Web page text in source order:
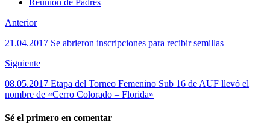
Anterior
21.04.2017 Se abrieron inscripciones para recibir semillas
Siguiente
08.05.2017 Etapa del Torneo Femenino Sub 16 de AUF llevó el
nombre de «Cerro Colorado – Florida»
Sé el primero en comentar